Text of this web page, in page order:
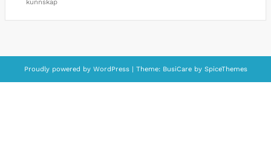
kunnskap
Proudly powered by WordPress| Theme: BusiCare bySpiceThemes